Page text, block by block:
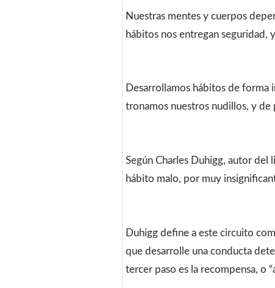
Nuestras mentes y cuerpos
hábitos nos entregan seguridad,
Desarrollamos hábitos de forma
tronamos nuestros nudillos, y
Según Charles Duhigg, autor del
hábito malo, por muy
Duhigg define a este circuito
que desarrolle una conducta
tercer paso es la recompensa, o